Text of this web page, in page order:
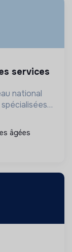
national
âgées.
âgées